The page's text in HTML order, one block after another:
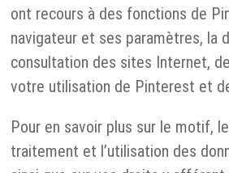
ont recours à des fonctions de
navigateur et ses paramètres, la
consultation des sites Internet,
votre utilisation de Pinterest et
Pour en savoir plus sur le motif,
traitement et l’utilisation des